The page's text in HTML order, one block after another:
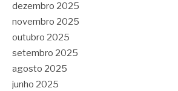
dezembro 2025
novembro 2025
outubro 2025
setembro 2025
agosto 2025
junho 2025